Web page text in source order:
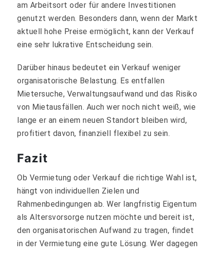
am Arbeitsort oder für andere Investitionen
genutzt werden. Besonders dann, wenn der Markt
aktuell hohe Preise ermöglicht, kann der Verkauf
eine sehr lukrative Entscheidung sein.
Darüber hinaus bedeutet ein Verkauf weniger
organisatorische Belastung. Es entfallen
Mietersuche, Verwaltungsaufwand und das Risiko
von Mietausfällen. Auch wer noch nicht weiß, wie
lange er an einem neuen Standort bleiben wird,
profitiert davon, finanziell flexibel zu sein.
Fazit
Ob Vermietung oder Verkauf die richtige Wahl ist,
hängt von individuellen Zielen und
Rahmenbedingungen ab. Wer langfristig Eigentum
als Altersvorsorge nutzen möchte und bereit ist,
den organisatorischen Aufwand zu tragen, findet
in der Vermietung eine gute Lösung. Wer dagegen